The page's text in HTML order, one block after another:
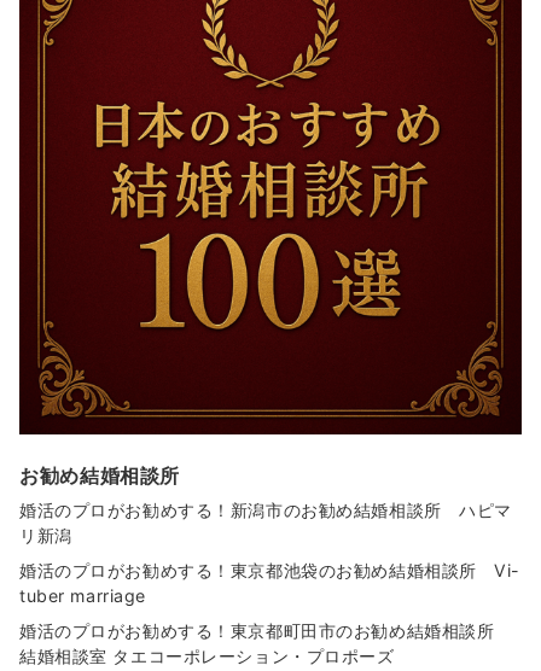
お勧め結婚相談所
婚活のプロがお勧めする！新潟市のお勧め結婚相談所 ハピマ
リ新潟
婚活のプロがお勧めする！東京都池袋のお勧め結婚相談所 Vi-
tuber marriage
婚活のプロがお勧めする！東京都町田市のお勧め結婚相談所
結婚相談室 タエコーポレーション・プロポーズ